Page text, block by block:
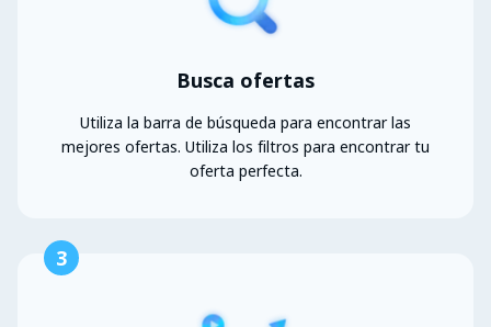
Busca ofertas
Utiliza la barra de búsqueda para encontrar las
mejores ofertas. Utiliza los filtros para encontrar tu
oferta perfecta.
3